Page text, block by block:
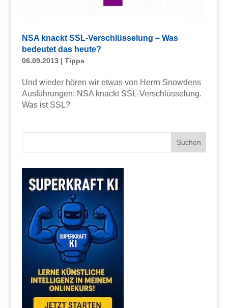
NSA knackt SSL-Verschlüsselung – Was
bedeutet das heute?
06.09.2013| Tipps
Und wieder hören wir etwas von Herrn Snowdens
Ausführungen: NSA knackt SSL-Verschlüsselung.
Was ist SSL?